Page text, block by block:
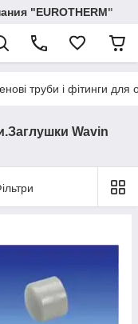
"EUROTHERM"
труби і фітинги
Wavin